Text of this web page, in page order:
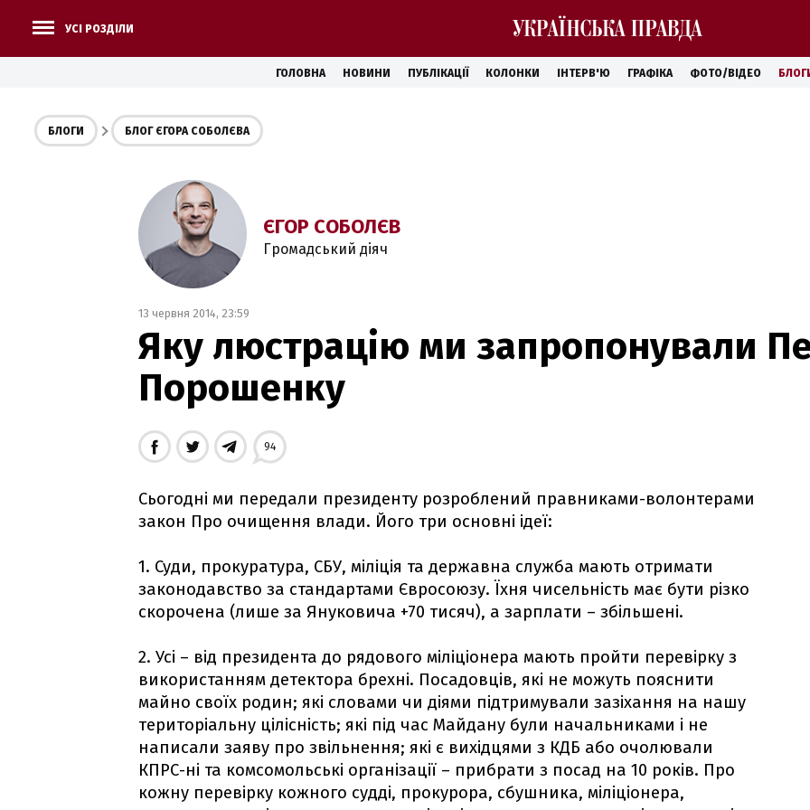
УСІ РОЗДІЛИ
ГОЛОВНА НОВИНИ ПУБЛІКАЦІЇ КОЛОНКИ ІНТЕРВ'Ю ГРАФІКА ФОТО/ВІДЕО
БЛОГИ БЛОГ ЄГОРА СОБОЛЄВА
ЄГОР СОБОЛЄВ
Громадський діяч
13 червня 2014, 23:59
Яку люстрацію ми запропонували
Порошенку
94
Сьогодні ми передали президенту розроблений правниками-волонтерами
закон Про очищення влади. Його три основні ідеї:
1. Суди, прокуратура, СБУ, міліція та державна служба мають отримати
законодавство за стандартами Євросоюзу. Їхня чисельність має бути різко
скорочена (лише за Януковича +70 тисяч), а зарплати – збільшені.
2. Усі – від президента до рядового міліціонера мають пройти перевірку з
використанням детектора брехні. Посадовців, які не можуть пояснити
майно своїх родин; які словами чи діями підтримували зазіхання на нашу
територіальну цілісність; які під час Майдану були начальниками і не
написали заяву про звільнення; які є вихідцями з КДБ або очолювали
КПРС-ні та комсомольські організації – прибрати з посад на 10 років. Про
кожну перевірку кожного судді, прокурора, сбушника, міліціонера,